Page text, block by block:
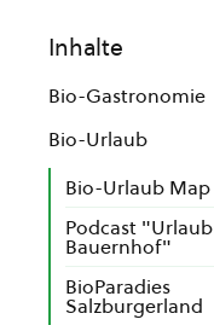
Inhalte
Bio-Gastronomie
Bio-Urlaub
Bio-Urlaub Map
Podcast
Bauernhof"
BioParadies
Salzburgerland